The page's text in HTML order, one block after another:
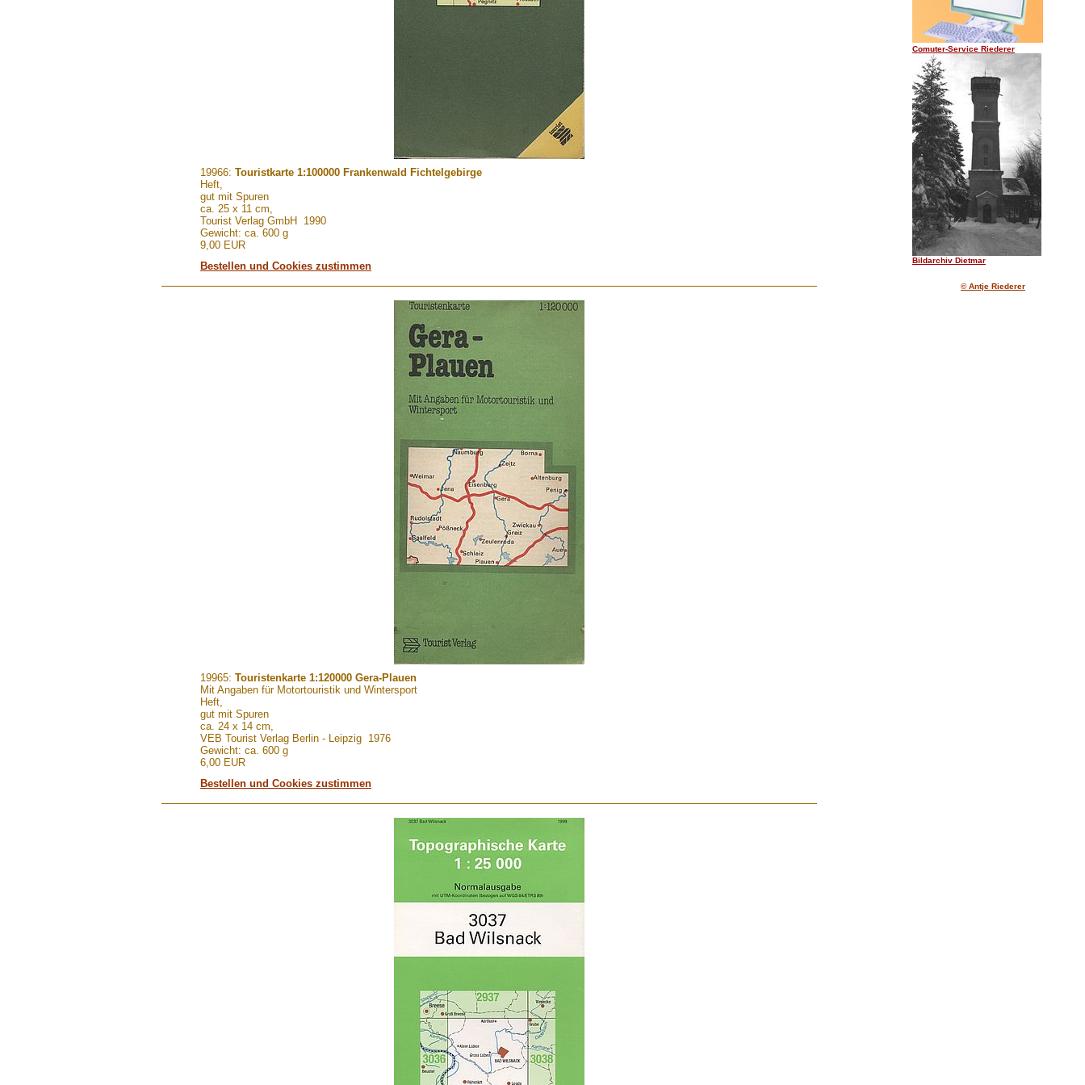
19966: Touristkarte 1:100000 Frankenwald Fichtelgebirge
Heft,
gut mit Spuren
ca. 25 x 11 cm,
Tourist Verlag GmbH 1990
Gewicht: ca. 600 g
9,00 EUR
Bestellen und Cookies zustimmen
19965: Touristenkarte 1:120000 Gera-Plauen
Mit Angaben für Motortouristik und Wintersport
Heft,
gut mit Spuren
ca. 24 x 14 cm,
VEB Tourist Verlag Berlin - Leipzig 1976
Gewicht: ca. 600 g
6,00 EUR
Bestellen und Cookies zustimmen
Comuter-Service Riederer
Bildarchiv Dietmar
© Antje Riederer